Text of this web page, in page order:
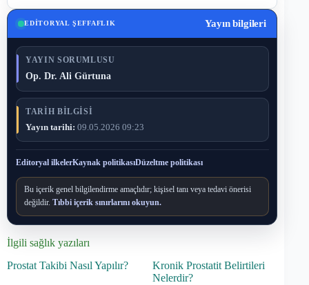
EDITORYAL ŞEFFAFLIK Yayın bilgileri
YAYIN SORUMLUSU
Op. Dr. Ali Gürtuna
TARIH BILGISI
Yayın tarihi: 09.05.2026 09:23
Editoryal ilkelerKaynak politikasıDüzeltme politikası
Bu içerik genel bilgilendirme amaçlıdır; kişisel tanı veya tedavi önerisi
değildir. Tıbbi içerik sınırlarını okuyun.
İlgili sağlık yazıları
Prostat Takibi Nasıl Yapılır?
Kronik Prostatit Belirtileri
Nelerdir?